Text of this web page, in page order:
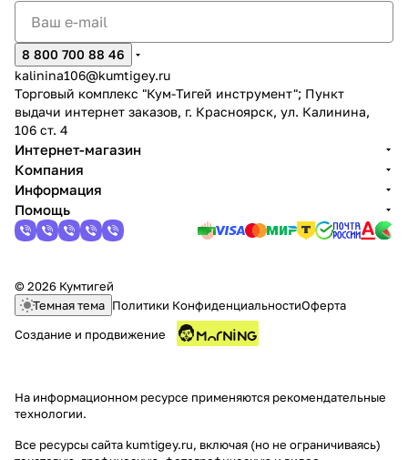
8 800 700 88 46
kalinina106@kumtigey.ru
Торговый комплекс "Кум-Тигей инструмент"; Пункт
выдачи интернет заказов, г. Красноярск, ул. Калинина,
106 ст. 4
Интернет-магазин
Компания
Информация
Помощь
© 2026 Кумтигей
Темная тема Политики КонфиденциальностиОферта
Создание и продвижение
На информационном ресурсе применяются рекомендательные
технологии.
Все ресурсы сайта kumtigey.ru, включая (но не ограничиваясь)